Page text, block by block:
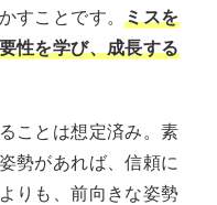
すことです。ミスを
性を学び、成長する
ことは想定済み。素
勢があれば、信頼に
りも、前向きな姿勢